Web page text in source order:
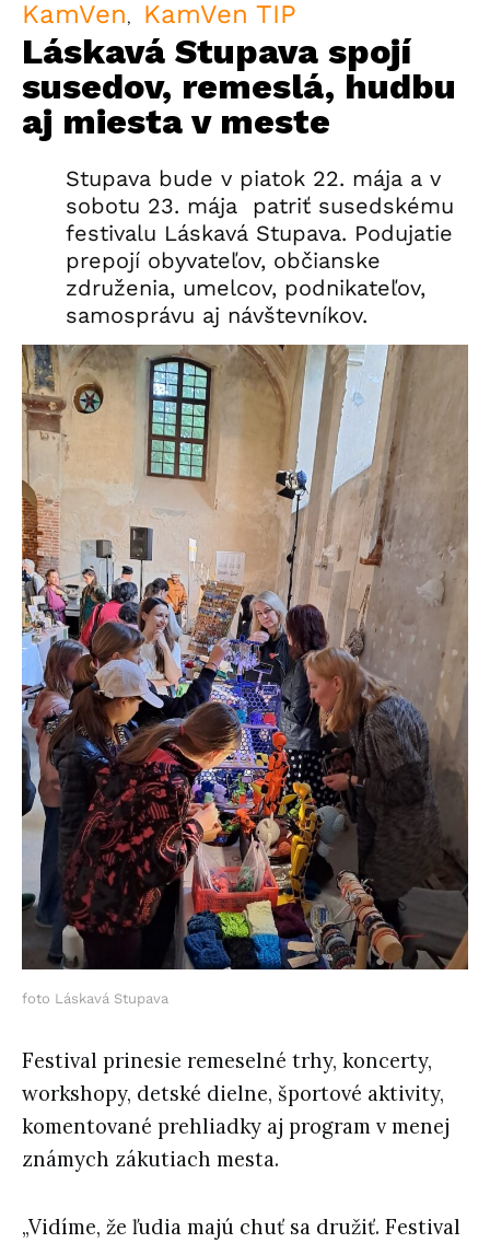
KamVen KamVen TIP
Láskavá Stupava spojí
susedov, remeslá, hudbu
aj miesta v meste
Stupava bude v piatok 22. mája a v
sobotu 23. mája patriť susedskému
festivalu Láskavá Stupava. Podujatie
prepojí obyvateľov, občianske
združenia, umelcov, podnikateľov,
samosprávu aj návštevníkov.
foto Láskavá Stupava
Festival prinesie remeselné trhy, koncerty,
workshopy, detské dielne, športové aktivity,
komentované prehliadky aj program v menej
známych zákutiach mesta.
„Vidíme, že ľudia majú chuť sa družiť. Festival